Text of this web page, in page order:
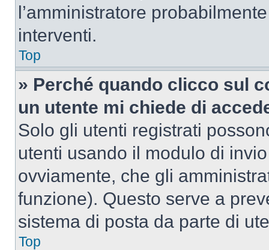
l’amministratore
interventi.
Top
» Perché quando clicco sul
un utente mi chiede di
Solo gli utenti registrati
utenti usando il modulo di
ovviamente, che gli
funzione). Questo serve a
sistema di posta da parte di
Top